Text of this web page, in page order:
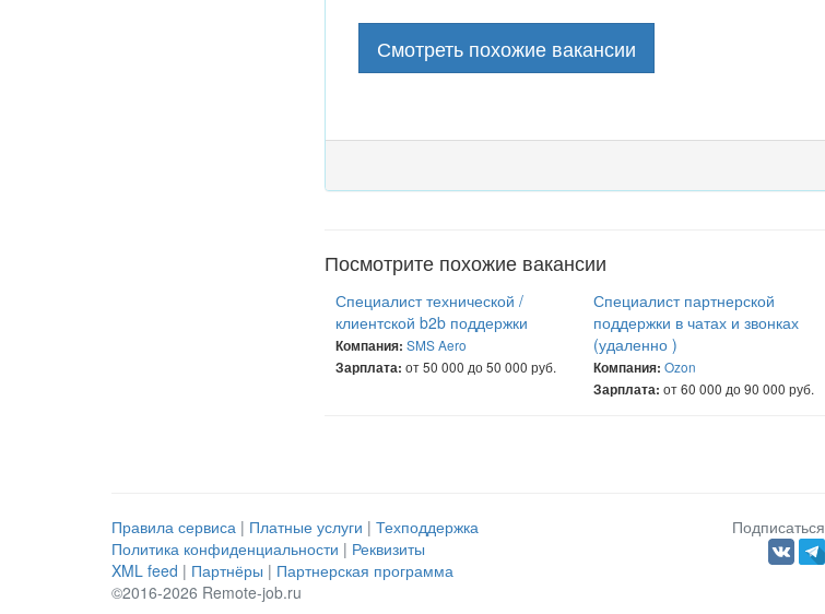
Смотреть похожие вакансии
Посмотрите похожие вакансии
Специалист технической /
клиентской b2b поддержки
Компания: SMS Aero
Зарплата: от 50 000 до 50 000 руб.
Специалист партнерской
поддержки в чатах и звонках
(удаленно )
Компания: Ozon
Зарплата: от 60 000 до 90 000 руб.
Правила сервиса | Платные услуги | Техподдержка
Политика конфиденциальности | Реквизиты
XML feed | Партнёры | Партнерская программа
©2016-2026 Remote-job.ru
Подписаться